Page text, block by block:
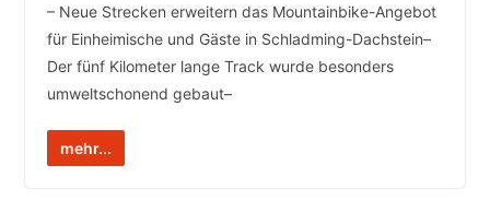
– Neue Strecken erweitern das Mountainbike-Angebot
für Einheimische und Gäste in Schladming-Dachstein–
Der fünf Kilometer lange Track wurde besonders
umweltschonend gebaut–
mehr...